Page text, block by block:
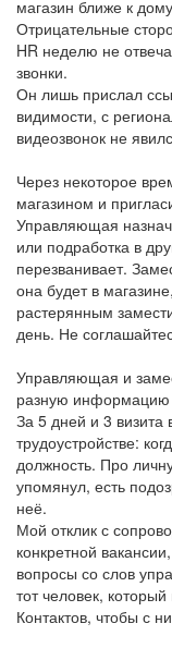
магазин ближе к
Отрицательные
HR неделю не
звонки.
Он лишь прислал
видимости, с
видеозвонок не
Через некоторое
магазином и
Управляющая
или подработка в
перезванивает.
она будет в
растерянным
день. Не
Управляющая и
разную информацию
За 5 дней и 3 визита
трудоустройстве:
должность. Про
упомянул, есть
неё.
Мой отклик с
конкретной
вопросы со слов
тот человек,
Контактов, чтобы с